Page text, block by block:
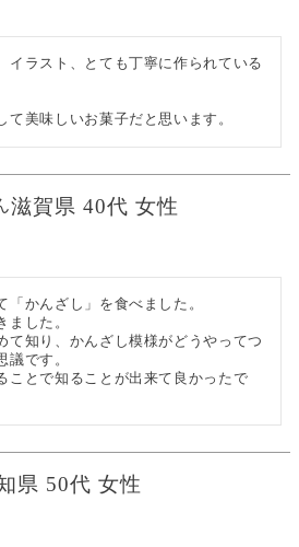
イラスト、とても丁寧に作られている
て美味しいお菓子だと思います。
滋賀県 40代 女性
「かんざし」を食べました。
ました。
て知り、かんざし模様がどうやってつ
議です。
ことで知ることが出来て良かったで
県 50代 女性